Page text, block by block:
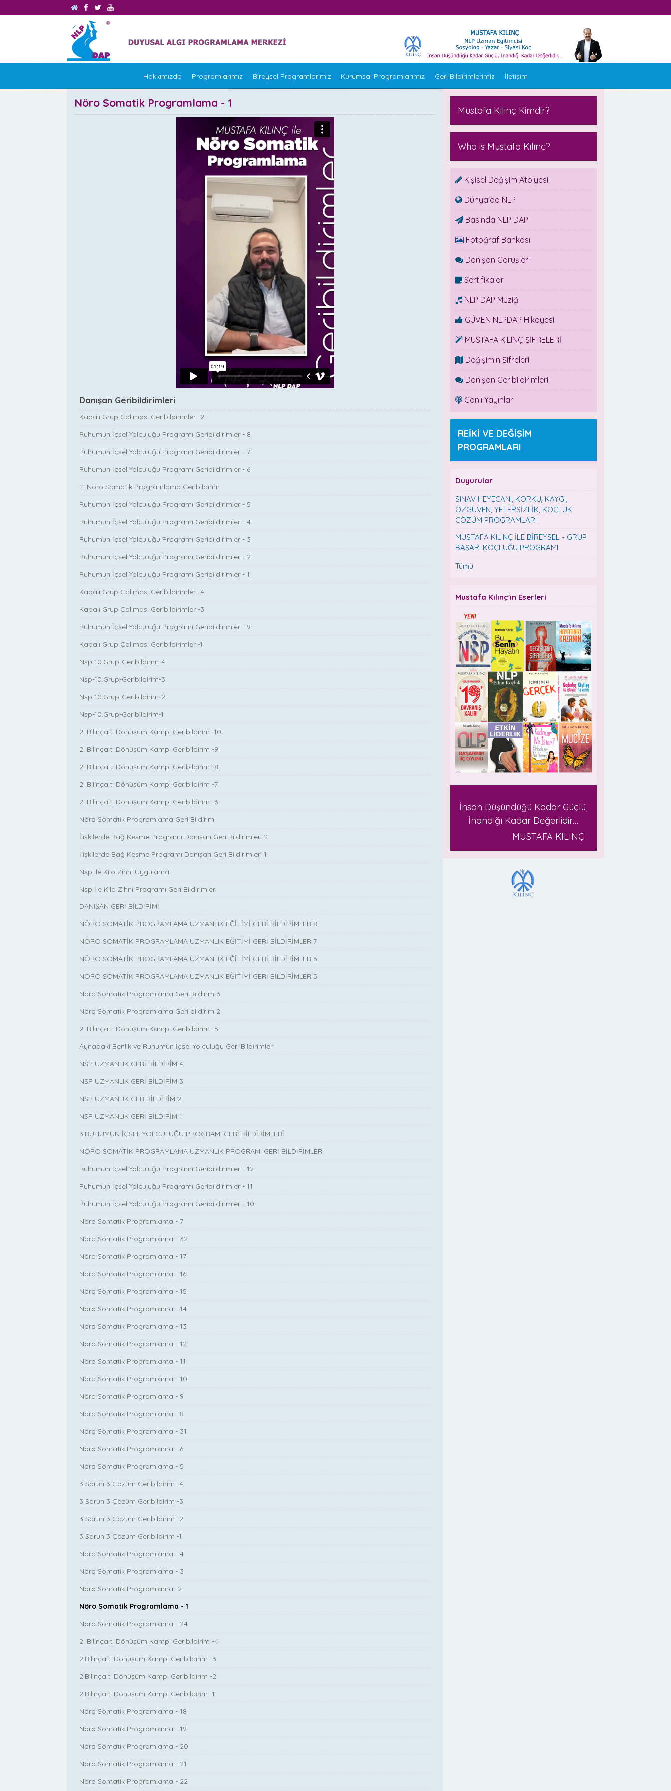
Hakkımızda Programlarımız Bireysel Programlarımız Kurumsal Programlarımız Geri Bildirimlerimiz İletişim
Nöro Somatik Programlama - 1
Danışan Geribildirimleri
Kapalı Grup Çalıması Geribildirimler -2
Ruhumun İçsel Yolculuğu Programı Geribildirimler - 8
Ruhumun İçsel Yolculuğu Programı Geribildirimler - 7
Ruhumun İçsel Yolculuğu Programı Geribildirimler - 6
11.Noro Somatik Programlama Geribildirim
Ruhumun İçsel Yolculuğu Programı Geribildirimler - 5
Ruhumun İçsel Yolculuğu Programı Geribildirimler - 4
Ruhumun İçsel Yolculuğu Programı Geribildirimler - 3
Ruhumun İçsel Yolculuğu Programı Geribildirimler - 2
Ruhumun İçsel Yolculuğu Programı Geribildirimler - 1
Kapalı Grup Çalıması Geribildirimler -4
Kapalı Grup Çalıması Geribildirimler -3
Ruhumun İçsel Yolculuğu Programı Geribildirimler - 9
Kapalı Grup Çalıması Geribildirimler -1
Nsp-10.Grup-Geribildirim-4
Nsp-10.Grup-Geribildirim-3
Nsp-10.Grup-Geribildirim-2
Nsp-10.Grup-Geribildirim-1
2. Bilinçaltı Dönüşüm Kampı Geribildirim -10
2. Bilinçaltı Dönüşüm Kampı Geribildirim -9
2. Bilinçaltı Dönüşüm Kampı Geribildirim -8
2. Bilinçaltı Dönüşüm Kampı Geribildirim -7
2. Bilinçaltı Dönüşüm Kampı Geribildirim -6
Nöro Somatik Programlama Geri Bildirim
İlişkilerde Bağ Kesme Programı Danışan Geri Bildirimleri 2
İlişkilerde Bağ Kesme Programı Danışan Geri Bildirimleri 1
Nsp ile Kilo Zihni Uygulama
Nsp İle Kilo Zihni Programı Geri Bildirimler
DANIŞAN GERİ BİLDİRİMİ
NÖRO SOMATİK PROGRAMLAMA UZMANLIK EĞİTİMİ GERİ BİLDİRİMLER 8
NÖRO SOMATİK PROGRAMLAMA UZMANLIK EĞİTİMİ GERİ BİLDİRİMLER 7
NÖRO SOMATİK PROGRAMLAMA UZMANLIK EĞİTİMİ GERİ BİLDİRİMLER 6
NÖRO SOMATİK PROGRAMLAMA UZMANLIK EĞİTİMİ GERİ BİLDİRİMLER 5
Nöro Somatik Programlama Geri Bildirim 3
Nöro Somatik Programlama Geri bildirim 2
2. Bilinçaltı Dönüşüm Kampı Geribildirim -5
Aynadaki Benlik ve Ruhumun İçsel Yolculuğu Geri Bildirimler
NSP UZMANLIK GERİ BİLDİRİM 4
NSP UZMANLIK GERİ BİLDİRİM 3
NSP UZMANLIK GER BİLDİRİM 2
NSP UZMANLIK GERİ BİLDİRİM 1
3.RUHUMUN İÇSEL YOLCULUĞU PROGRAMI GERİ BİLDİRİMLERİ
NÖRÖ SOMATİK PROGRAMLAMA UZMANLIK PROGRAMI GERİ BİLDİRİMLER
Ruhumun İçsel Yolculuğu Programı Geribildirimler - 12
Ruhumun İçsel Yolculuğu Programı Geribildirimler - 11
Ruhumun İçsel Yolculuğu Programı Geribildirimler - 10
Nöro Somatik Programlama - 7
Nöro Somatik Programlama - 32
Nöro Somatik Programlama - 17
Nöro Somatik Programlama - 16
Nöro Somatik Programlama - 15
Nöro Somatik Programlama - 14
Nöro Somatik Programlama - 13
Nöro Somatik Programlama - 12
Nöro Somatik Programlama - 11
Nöro Somatik Programlama - 10
Nöro Somatik Programlama - 9
Nöro Somatik Programlama - 8
Nöro Somatik Programlama - 31
Nöro Somatik Programlama - 6
Nöro Somatik Programlama - 5
3 Sorun 3 Çözüm Geribildirim -4
3 Sorun 3 Çözüm Geribildirim -3
3 Sorun 3 Çözüm Geribildirim -2
3 Sorun 3 Çözüm Geribildirim -1
Nöro Somatik Programlama - 4
Nöro Somatik Programlama - 3
Nöro Somatik Programlama -2
Nöro Somatik Programlama - 1
Nöro Somatik Programlama - 24
2. Bilinçaltı Dönüşüm Kampı Geribildirim -4
2.Bilinçaltı Dönüşüm Kampı Geribildirim -3
2.Bilinçaltı Dönüşüm Kampı Geribildirim -2
2.Bilinçaltı Dönüşüm Kampı Geribildirim -1
Nöro Somatik Programlama - 18
Nöro Somatik Programlama - 19
Nöro Somatik Programlama - 20
Nöro Somatik Programlama - 21
Nöro Somatik Programlama - 22
Mustafa Kılınç Kimdir?
Who is Mustafa Kılınç?
Kişisel Değişim Atölyesi
Dünya'da NLP
Basında NLP DAP
Fotoğraf Bankası
Danışan Görüşleri
Sertifikalar
NLP DAP Müziği
GÜVEN NLPDAP Hikayesi
MUSTAFA KILINÇ ŞİFRELERİ
Değişimin Şifreleri
Danışan Geribildirimleri
Canlı Yayınlar
REİKİ VE DEĞİŞİM
PROGRAMLARI
Duyurular
SINAV HEYECANI, KORKU, KAYGI,
ÖZGÜVEN, YETERSİZLİK, KOÇLUK
ÇÖZÜM PROGRAMLARI
MUSTAFA KILINÇ İLE BİREYSEL - GRUP
BAŞARI KOÇLUĞU PROGRAMI
Tümü
Mustafa Kılınç'ın Eserleri
İnsan Düşündüğü Kadar Güçlü,
İnandığı Kadar Değerlidir…
MUSTAFA KILINÇ